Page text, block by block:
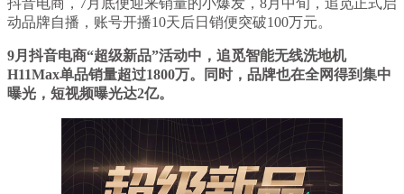
动品牌自播，账号开播10天后日销便突破100万元。
9月抖音电商“超级新品”活动中，追觅智能无线洗地机
H11Max单品销量超过1800万。同时，品牌也在全网得到集中
曝光，短视频曝光达2亿。